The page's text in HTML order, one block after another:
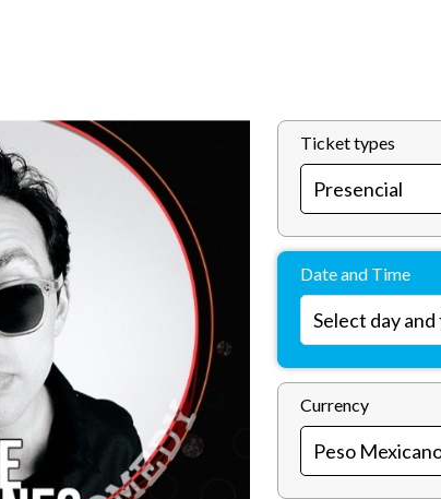
Ticket types
Date and Time
Currency